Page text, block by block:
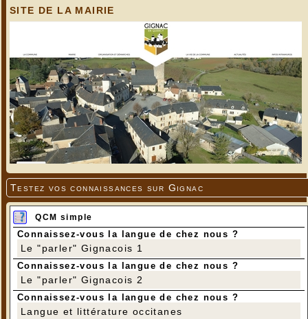
SITE DE LA MAIRIE
Testez vos connaissances sur Gignac
QCM simple
Connaissez-vous la langue de chez nous ?
Le "parler" Gignacois 1
Connaissez-vous la langue de chez nous ?
Le "parler" Gignacois 2
Connaissez-vous la langue de chez nous ?
Langue et littérature occitanes